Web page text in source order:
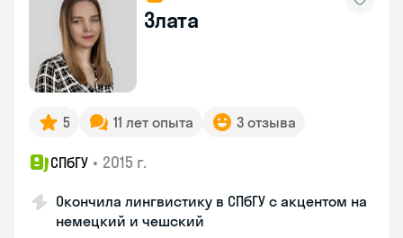
Злата
5 11 лет опыта 3 отзыва
СПбГУ • 2015 г.
Окончила лингвистику в СПбГУ с акцентом на
немецкий и чешский